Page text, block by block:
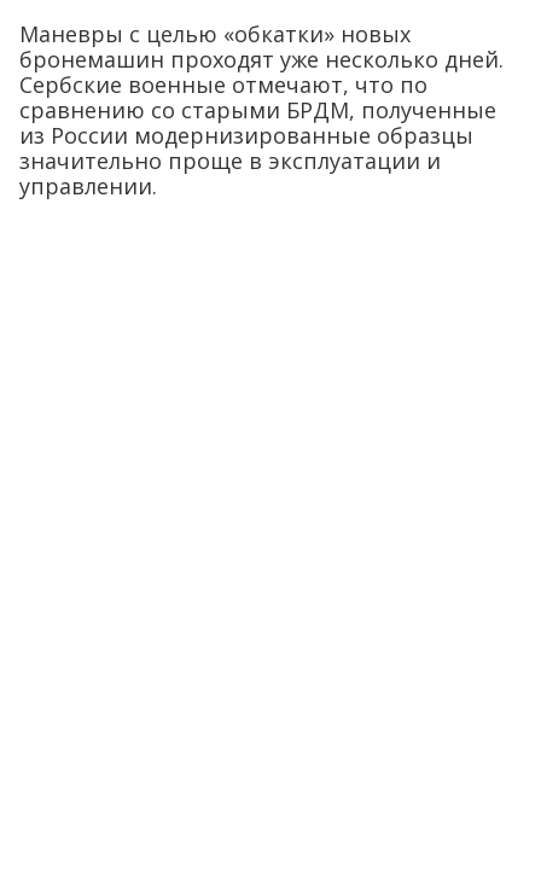
Маневры с целью «обкатки» новых
бронемашин проходят уже несколько дней.
Сербские военные отмечают, что по
сравнению со старыми БРДМ, полученные
из России модернизированные образцы
значительно проще в эксплуатации и
управлении.